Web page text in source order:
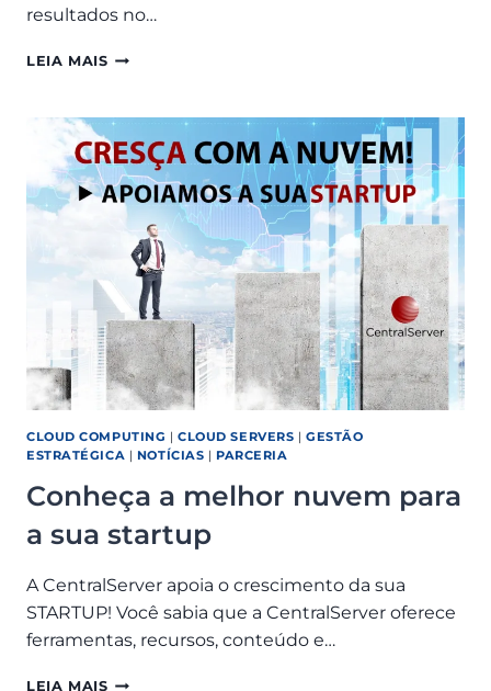
resultados no…
LEIA MAISCLOUD
A
MELHOR
SOLUÇÃO
PARA
SUA
EMPRESA
CLOUD COMPUTING |CLOUD SERVERS |GESTÃO
ESTRATÉGICA | NOTÍCIAS | PARCERIA
Conheça a melhor nuvem para
a sua startup
A CentralServer apoia o crescimento da sua
STARTUP! Você sabia que a CentralServer oferece
ferramentas, recursos, conteúdo e…
LEIA MAISCONHEÇA